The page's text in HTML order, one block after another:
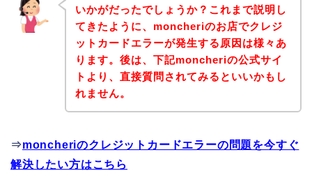
いかがだったでしょうか？これまで説明し
てきたように、moncheriのお店でクレジ
ットカードエラーが発生する原因は様々あ
ります。後は、下記moncheriの公式サイ
トより、直接質問されてみるといいかもし
れません。
⇒moncheriのクレジットカードエラーの問題を今すぐ
解決したい方はこちら